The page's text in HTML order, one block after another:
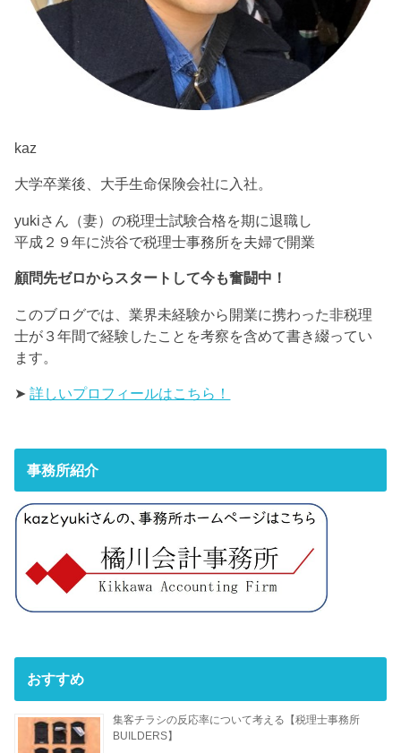
kaz
大学卒業後、大手生命保険会社に入社。
yukiさん（妻）の税理士試験合格を期に退職し
平成２９年に渋谷で税理士事務所を夫婦で開業
顧問先ゼロからスタートして今も奮闘中！
このブログでは、業界未経験から開業に携わった非税理
士が３年間で経験したことを考察を含めて書き綴ってい
ます。
➤詳しいプロフィールはこちら！
事務所紹介
おすすめ
集客チラシの反応率について考える【税理士事務所
BUILDERS】